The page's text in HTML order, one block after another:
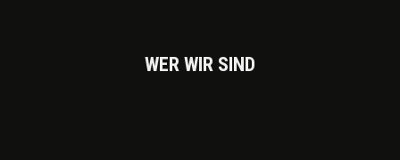
WER WIR SIND